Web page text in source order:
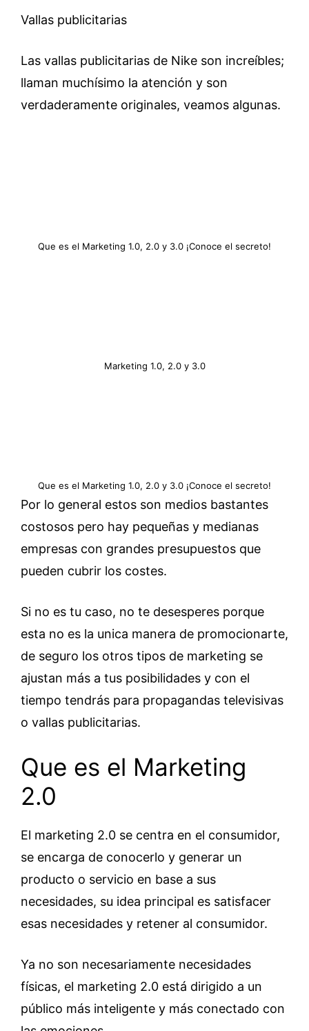
Vallas publicitarias
Las vallas publicitarias de Nike son increíbles;
llaman muchísimo la atención y son
verdaderamente originales, veamos algunas.
Que es el Marketing 1.0, 2.0 y 3.0 ¡Conoce el secreto!
Marketing 1.0, 2.0 y 3.0
Que es el Marketing 1.0, 2.0 y 3.0 ¡Conoce el secreto!
Por lo general estos son medios bastantes
costosos pero hay pequeñas y medianas
empresas con grandes presupuestos que
pueden cubrir los costes.
Si no es tu caso, no te desesperes porque
esta no es la unica manera de promocionarte,
de seguro los otros tipos de marketing se
ajustan más a tus posibilidades y con el
tiempo tendrás para propagandas televisivas
o vallas publicitarias.
Que es el Marketing
2.0
El marketing 2.0 se centra en el consumidor,
se encarga de conocerlo y generar un
producto o servicio en base a sus
necesidades, su idea principal es satisfacer
esas necesidades y retener al consumidor.
Ya no son necesariamente necesidades
físicas, el marketing 2.0 está dirigido a un
público más inteligente y más conectado con